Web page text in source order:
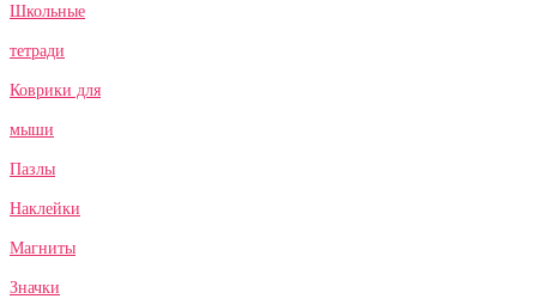
Школьные
тетради
Коврики для
мыши
Пазлы
Наклейки
Магниты
Значки